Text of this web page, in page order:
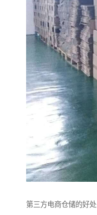
第三方电商仓储的好处